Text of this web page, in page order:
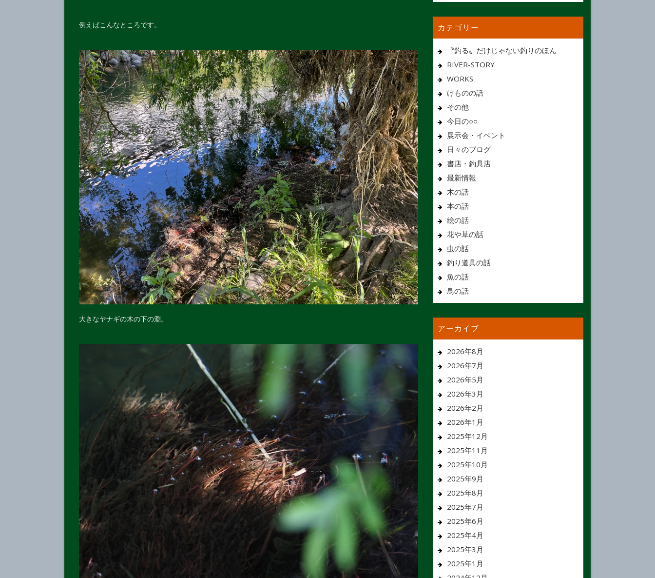
例えばこんなところです。
大きなヤナギの木の下の淵。
カテゴリー
〝釣る〟だけじゃない釣りのほん
RIVER-STORY
WORKS
けものの話
その他
今日の○○
展示会・イベント
日々のブログ
書店・釣具店
最新情報
木の話
本の話
絵の話
花や草の話
虫の話
釣り道具の話
魚の話
鳥の話
アーカイブ
2026年8月
2026年7月
2026年5月
2026年3月
2026年2月
2026年1月
2025年12月
2025年11月
2025年10月
2025年9月
2025年8月
2025年7月
2025年6月
2025年4月
2025年3月
2025年1月